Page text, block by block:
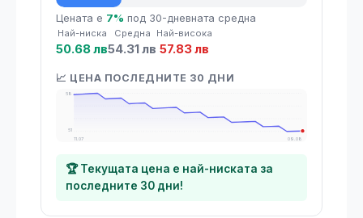
💡 Средна цена
Цената е 7% под 30-дневната средна
Най-ниска
50.68 лв
Средна
54.31 лв
Най-висока
57.83 лв
📈 ЦЕНА ПОСЛЕДНИТЕ 30 ДНИ
58
51
11.07
09.08
🏆 Текущата цена е най-ниската за
последните 30 дни!